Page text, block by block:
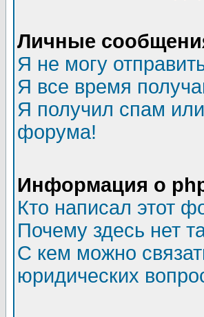
Личные
Я не могу
Я все время
Я получил спам или
форума!
Информация о
Кто написал этот
Почему здесь нет
С кем можно
юридических